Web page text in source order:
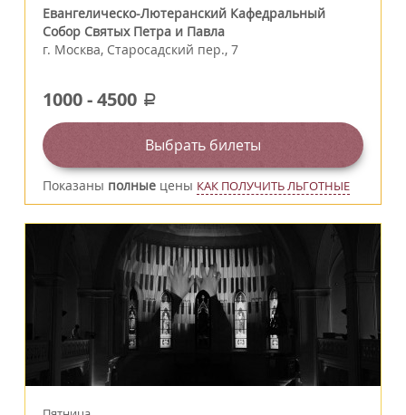
Евангелическо-Лютеранский Кафедральный
Собор Святых Петра и Павла
г. Москва, Старосадский пер., 7
1000-4500 a
Выбрать билеты
Показаны полные цены КАК ПОЛУЧИТЬ ЛЬГОТНЫЕ